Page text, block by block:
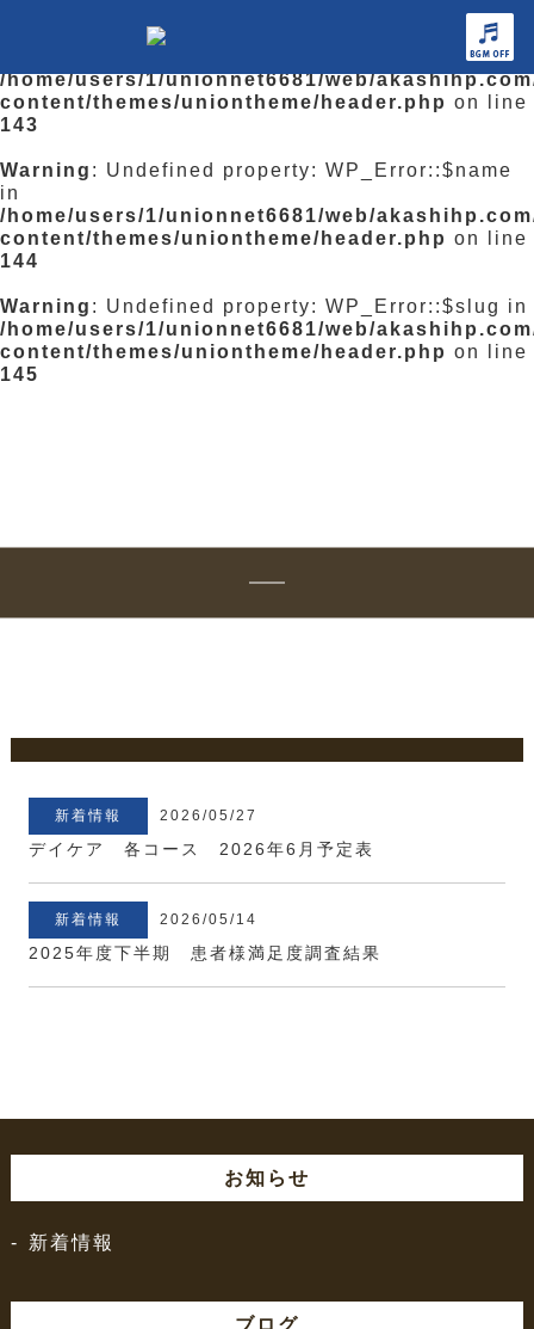
: Undefined property: WP_Error::$parent
/home/users/1/unionnet6681/web/
content/themes/uniontheme/header.php on line
143
Warning : Undefined property: WP_Error::$name
in
/home/users/1/unionnet6681/web/
content/themes/uniontheme/header.php on line
144
Warning : Undefined property: WP_Error::$slug in
/home/users/1/unionnet6681/web/
content/themes/uniontheme/header.php on line
145
お知らせ
新着情報
ブログ
新着情報 2026/05/27
デイケア 各コース 2026年6月予定表
新着情報 2026/05/14
2025年度下半期 患者様満足度調査結果